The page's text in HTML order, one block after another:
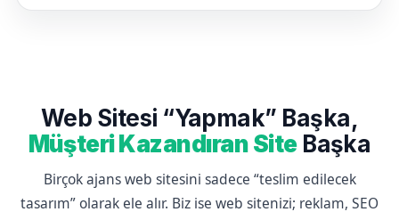
Web Sitesi “Yapmak” Başka,
Müşteri Kazandıran SiteBaşka
Birçok ajans web sitesini sadece “teslim edilecek
tasarım” olarak ele alır. Biz ise web sitenizi; reklam, SEO